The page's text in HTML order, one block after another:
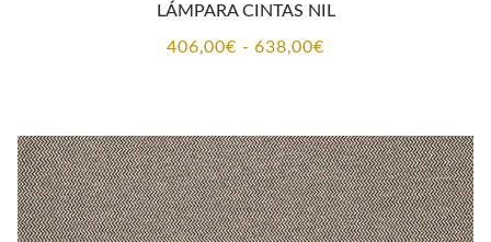
LÁMPARA CINTAS NIL
406,00€ - 638,00€Rango
desde
406,00€
hasta
638,00€